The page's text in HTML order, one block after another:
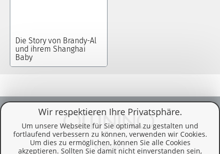
Wir respektieren Ihre Privatsphäre.
Um unsere Webseite für Sie optimal zu gestalten und
fortlaufend verbessern zu können, verwenden wir Cookies.
Um dies zu ermöglichen, können Sie alle Cookies
akzeptieren. Sollten Sie damit nicht einverstanden sein,
Die Story von Brandy-Al
und ihrem Shanghai
Baby
KONTAKT